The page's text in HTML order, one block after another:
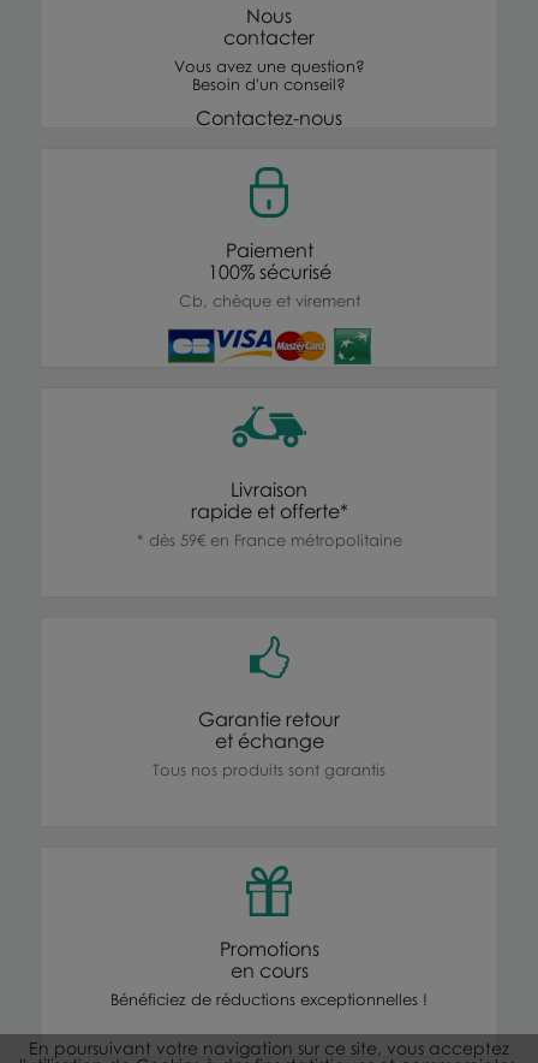
Nous
contacter
Vous avez une question?
Besoin d'un conseil?
Contactez-nous
Paiement
100% sécurisé
Cb, chèque et virement
Livraison
rapide et offerte*
* dès 59€ en France métropolitaine
Garantie retour
et échange
Tous nos produits sont garantis
Promotions
en cours
Bénéficiez de réductions exceptionnelles !
En poursuivant votre navigation sur ce site, vous acceptez